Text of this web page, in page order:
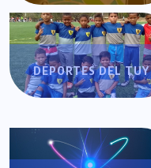
DEPORTES DEL TUY